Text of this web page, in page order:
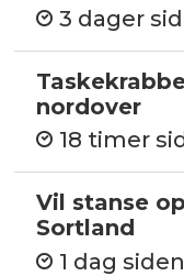
3 dager
nordover
18 timer
Vil stanse
Sortland
1 dag siden